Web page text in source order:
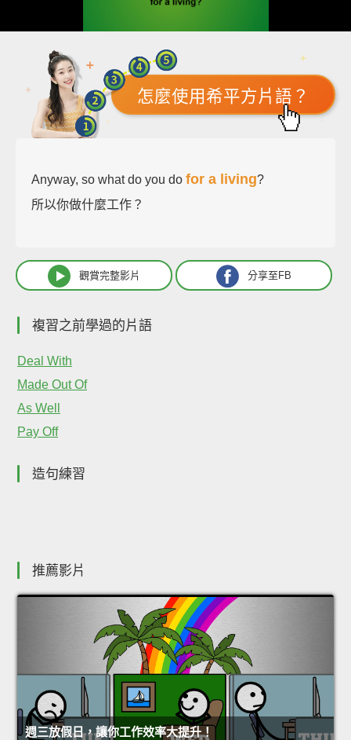
怎麼使用希平方片語？
Anyway, so what do you do for a living?
所以你做什麼工作？
觀賞完整影片 分享至FB
複習之前學過的片語
Deal With
Made Out Of
As Well
Pay Off
造句練習
推薦影片
週三放假日，讓你工作效率大提升！